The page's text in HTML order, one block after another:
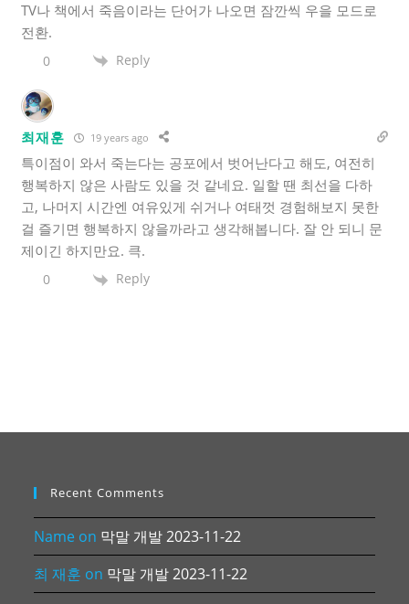
TV나 책에서 죽음이라는 단어가 나오면 잠깐씩 우을 모드로
전환.
0 Reply
최재훈 19 years ago
특이점이 와서 죽는다는 공포에서 벗어난다고 해도, 여전히
행복하지 않은 사람도 있을 것 같네요. 일할 땐 최선을 다하
고, 나머지 시간엔 여유있게 쉬거나 여태껏 경험해보지 못한
걸 즐기면 행복하지 않을까라고 생각해봅니다. 잘 안 되니 문
제이긴 하지만요. 큭.
0 Reply
Recent Comments
Name on 막말 개발 2023-11-22
최 재훈 on 막말 개발 2023-11-22